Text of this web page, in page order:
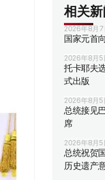
相关新
2026年8月7
国家元首
2026年8月5
托卡耶夫
式出版
2026年8月5
总统接见
席
2026年8月5
总统祝贺
历史遗产